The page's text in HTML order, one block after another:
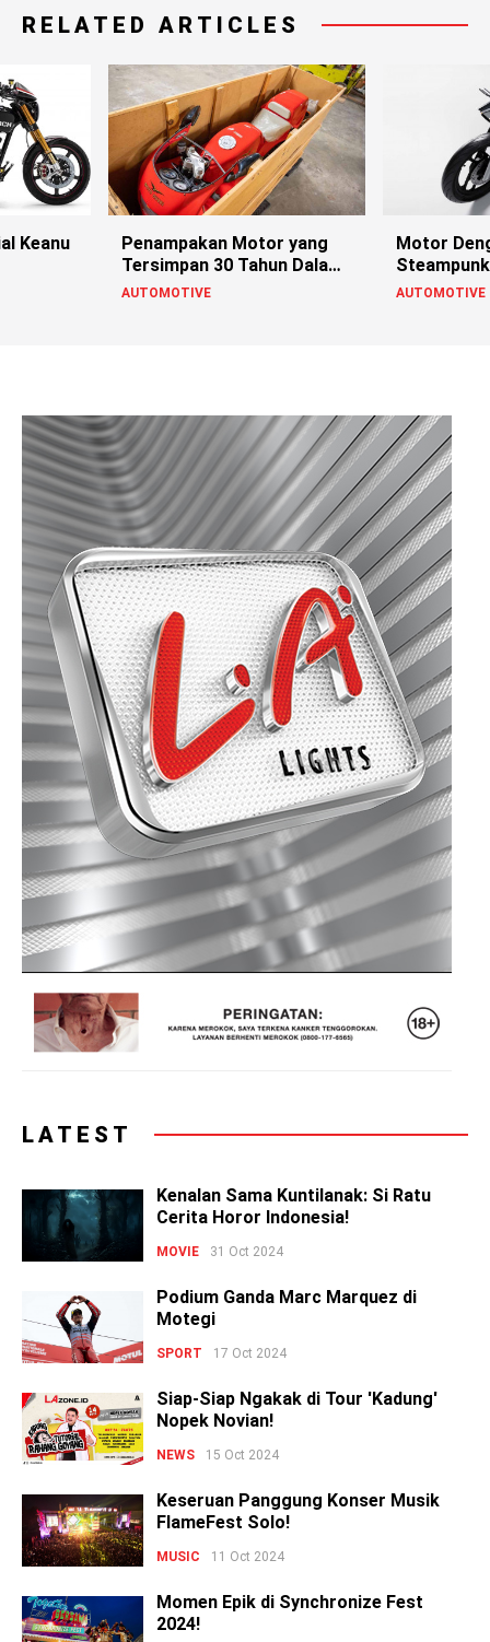
RELATED ARTICLES
Keanu
Penampakan Motor yang
Tersimpan 30 Tahun Dalam
Peti
AUTOMOTIVE
Motor
AUTOMOTIVE
LATEST
Kenalan Sama Kuntilanak: Si Ratu
Cerita Horor Indonesia!
MOVIE 31 Oct 2024
Podium Ganda Marc Marquez di
Motegi
SPORT 17 Oct 2024
Siap-Siap Ngakak di Tour 'Kadung'
Nopek Novian!
NEWS 15 Oct 2024
Keseruan Panggung Konser Musik
FlameFest Solo!
MUSIC 11 Oct 2024
Momen Epik di Synchronize Fest
2024!